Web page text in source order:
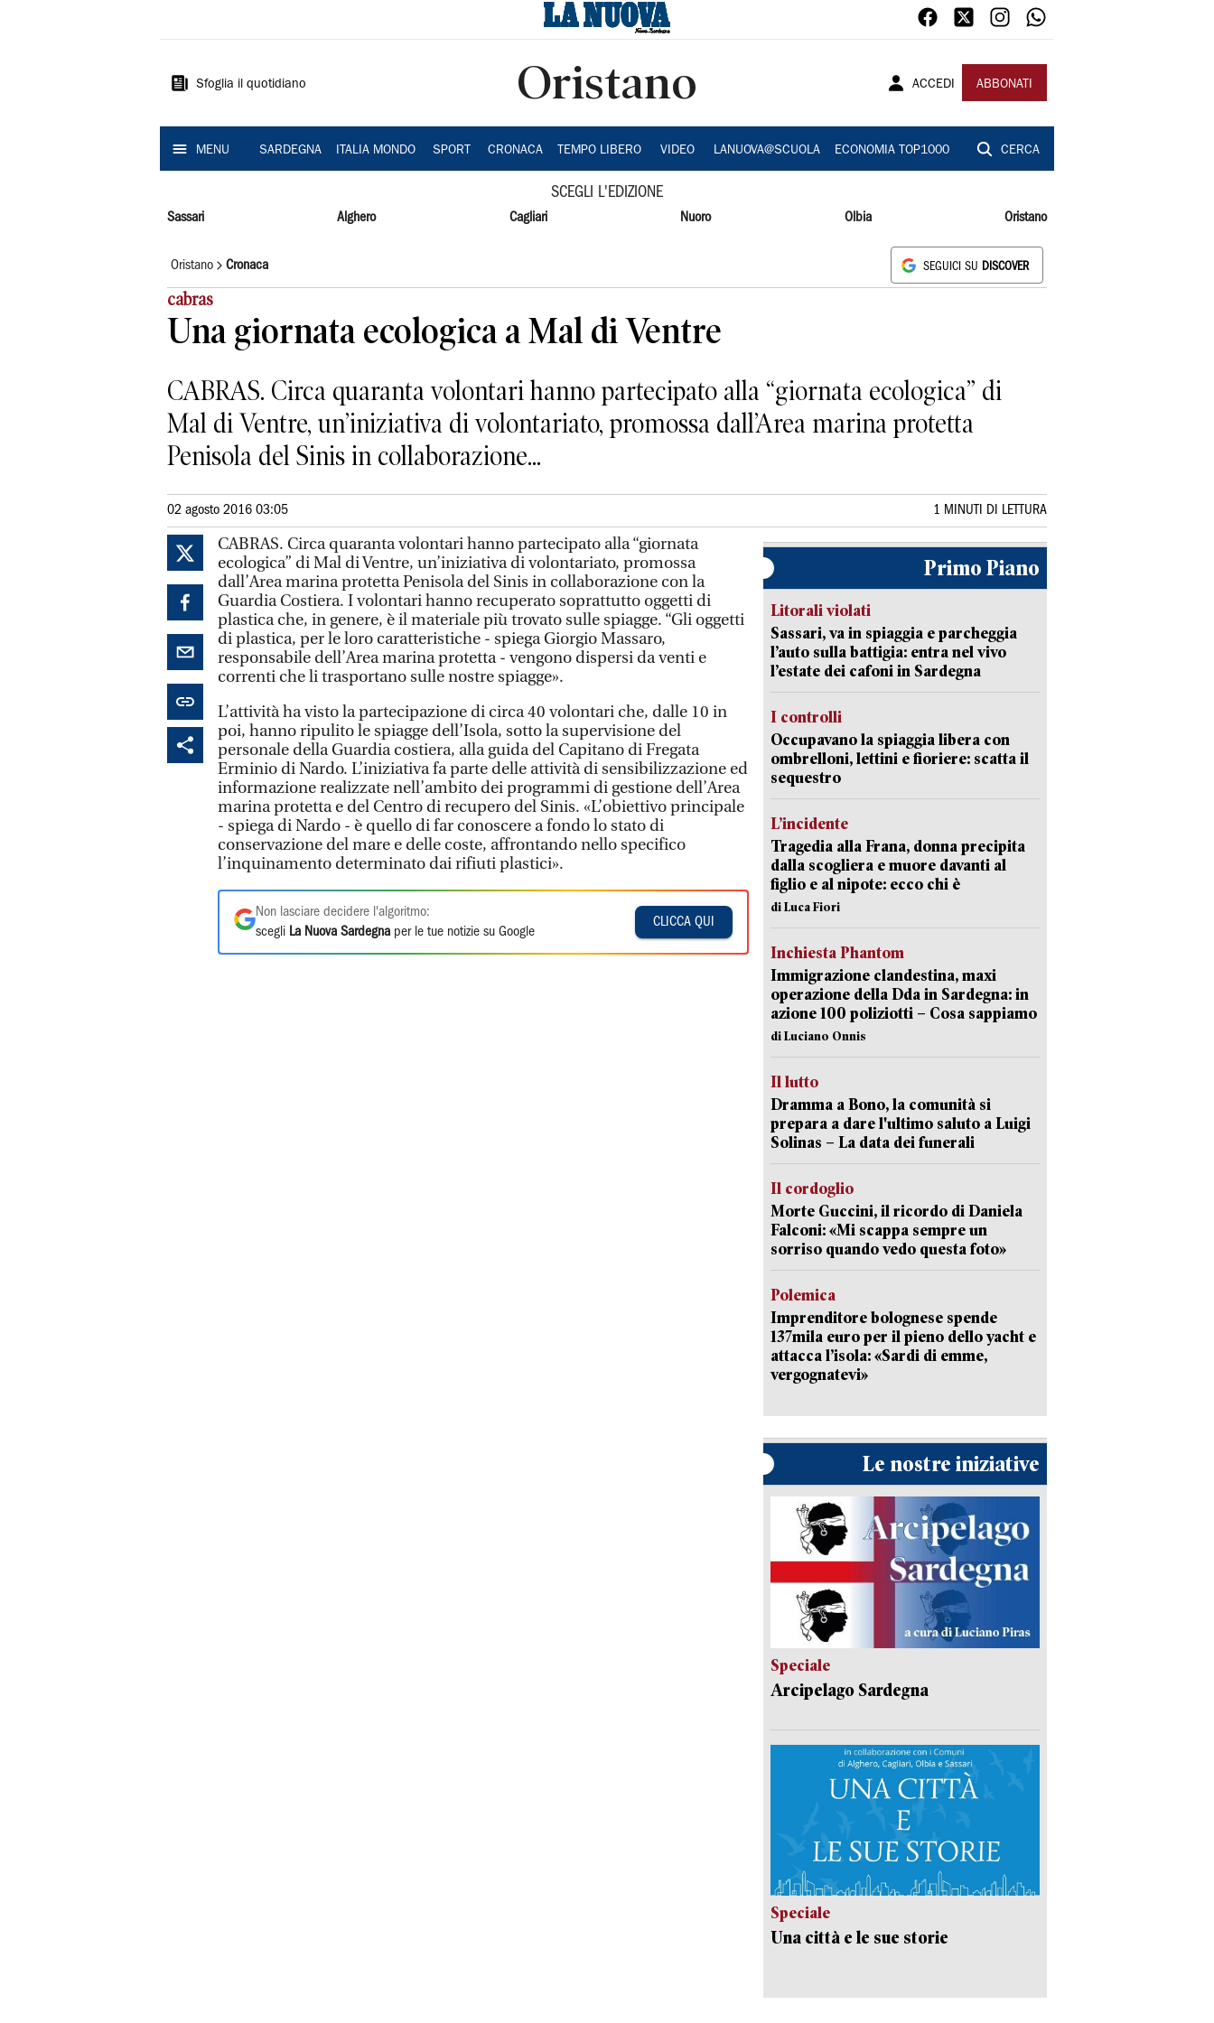
Sardegna
Sfoglia il quotidiano Oristano ACCEDI ABBONATI
MENU SARDEGNA ITALIA MONDO SPORT CRONACA TEMPO LIBERO VIDEO LANUOVA@SCUOLA ECONOMIA TOP1000 CERCA
SCEGLI L'EDIZIONE
Sassari Alghero Cagliari Nuoro Olbia Oristano
Oristano Cronaca SEGUICI SU DISCOVER
cabras
Una giornata ecologica a Mal di Ventre
CABRAS. Circa quaranta volontari hanno partecipato alla “giornata ecologica” di
Mal di Ventre, un’iniziativa di volontariato, promossa dall’Area marina protetta
Penisola del Sinis in collaborazione...
02 agosto 2016 03:05 1 MINUTI DI LETTURA
CABRAS. Circa quaranta volontari hanno partecipato alla “giornata
ecologica” di Mal di Ventre, un’iniziativa di volontariato, promossa
dall’Area marina protetta Penisola del Sinis in collaborazione con la
Guardia Costiera. I volontari hanno recuperato soprattutto oggetti di
plastica che, in genere, è il materiale più trovato sulle spiagge. “Gli oggetti
di plastica, per le loro caratteristiche - spiega Giorgio Massaro,
responsabile dell’Area marina protetta - vengono dispersi da venti e
correnti che li trasportano sulle nostre spiagge».
L’attività ha visto la partecipazione di circa 40 volontari che, dalle 10 in
poi, hanno ripulito le spiagge dell’Isola, sotto la supervisione del
personale della Guardia costiera, alla guida del Capitano di Fregata
Erminio di Nardo. L’iniziativa fa parte delle attività di sensibilizzazione ed
informazione realizzate nell’ambito dei programmi di gestione dell’Area
marina protetta e del Centro di recupero del Sinis. «L’obiettivo principale
- spiega di Nardo - è quello di far conoscere a fondo lo stato di
conservazione del mare e delle coste, affrontando nello specifico
l’inquinamento determinato dai rifiuti plastici».
Non lasciare decidere l'algoritmo:
scegli La Nuova Sardegna per le tue notizie su Google
CLICCA QUI
Primo Piano
Litorali violati
Sassari, va in spiaggia e parcheggia
l’auto sulla battigia: entra nel vivo
l’estate dei cafoni in Sardegna
I controlli
Occupavano la spiaggia libera con
ombrelloni, lettini e fioriere: scatta il
sequestro
L’incidente
Tragedia alla Frana, donna precipita
dalla scogliera e muore davanti al
figlio e al nipote: ecco chi è
di Luca Fiori
Inchiesta Phantom
Immigrazione clandestina, maxi
operazione della Dda in Sardegna: in
azione 100 poliziotti – Cosa sappiamo
di Luciano Onnis
Il lutto
Dramma a Bono, la comunità si
prepara a dare l'ultimo saluto a Luigi
Solinas – La data dei funerali
Il cordoglio
Morte Guccini, il ricordo di Daniela
Falconi: «Mi scappa sempre un
sorriso quando vedo questa foto»
Polemica
Imprenditore bolognese spende
137mila euro per il pieno dello yacht e
attacca l’isola: «Sardi di emme,
vergognatevi»
Le nostre iniziative
Speciale
Arcipelago Sardegna
Speciale
Una città e le sue storie